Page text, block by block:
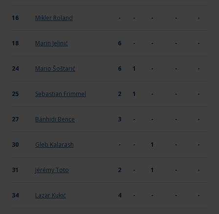
16 Mikler Roland - - - - -
18 Marin Jelinić 6 - - - -
24 Mario Šoštarić 6 1 - - -
25 Sebastian Frimmel 2 1 - - -
27 Bánhidi Bence 3 - - - -
30 Gleb Kalarash - - 1 - -
31 Jérémy Toto 2 - 1 - -
34 Lazar Kukić 4 - - - -